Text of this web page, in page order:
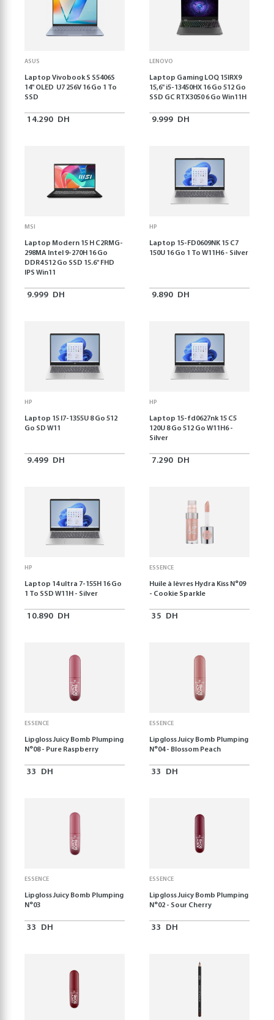
ASUS
Laptop Vivobook S S5406S
14" OLED U7 256V 16 Go 1 To
SSD
14.290 DH
LENOVO
Laptop Gaming LOQ 15IRX9
15,6'' i5-13450HX 16 Go 512 Go
SSD GC RTX3050 6 Go Win11H
9.999 DH
MSI
Laptop Modern 15 H C2RMG-
298MA Intel 9-270H 16 Go
DDR4 512 Go SSD 15.6" FHD
IPS Win11
9.999 DH
HP
Laptop 15-FD0609NK 15 C7
150U 16 Go 1 To W11H6 - Silver
9.890 DH
HP
Laptop 15 I7-1355U 8 Go 512
Go SD W11
9.499 DH
HP
Laptop 15-fd0627nk 15 C5
120U 8 Go 512 Go W11H6 -
Silver
7.290 DH
HP
Laptop 14 ultra 7-155H 16 Go
1 To SSD W11H - Silver
10.890 DH
ESSENCE
Huile à lèvres Hydra Kiss N°09
- Cookie Sparkle
35 DH
ESSENCE
Lipgloss Juicy Bomb Plumping
N°08 - Pure Raspberry
33 DH
ESSENCE
Lipgloss Juicy Bomb Plumping
N°04 - Blossom Peach
33 DH
ESSENCE
Lipgloss Juicy Bomb Plumping
N°03
33 DH
ESSENCE
Lipgloss Juicy Bomb Plumping
N°02 - Sour Cherry
33 DH